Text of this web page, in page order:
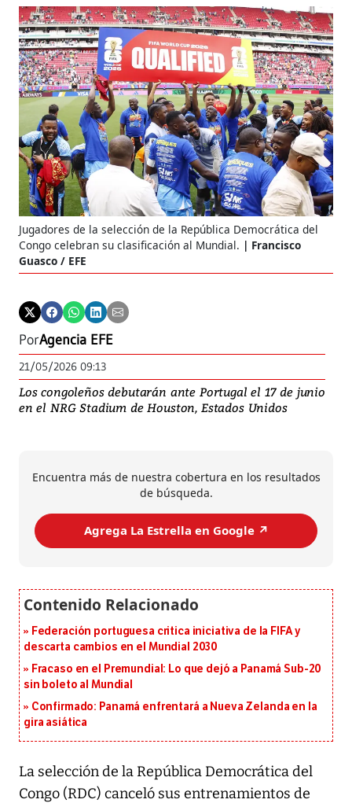
Jugadores de la selección de la República Democrática del
Congo celebran su clasificación al Mundial.
Francisco
Guasco / EFE
PorAgencia EFE
21/05/2026 09:13
Los congoleños debutarán ante Portugal el 17 de junio
en el NRG Stadium de Houston, Estados Unidos
Encuentra más de nuestra cobertura en los resultados
de búsqueda.
Agrega La Estrella en Google ↗️
Federación portuguesa critica iniciativa de la FIFA y
descarta cambios en el Mundial 2030
Fracaso en el Premundial: Lo que dejó a Panamá Sub-20
sin boleto al Mundial
Confirmado: Panamá enfrentará a Nueva Zelanda en la
gira asiática
La selección de la República Democrática del
Congo (RDC) canceló sus entrenamientos de